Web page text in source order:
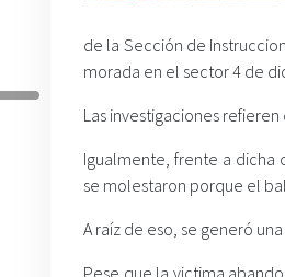
de la Sección de
morada en el sector 4 de
Las investigaciones
Igualmente, frente a dicha
se molestaron porque el
A raíz de eso, se generó
Pese que la victima